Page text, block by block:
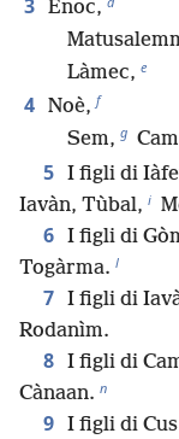
3 Ènoc,
Làmec, e
4 Noè, f
Sem, g
5 I figli di
Iavàn, Tùbal, i
6 I figli di
Togàrma. l
7 I figli di
Rodanìm.
8 I figli di
Cànaan. n
9 I figli di